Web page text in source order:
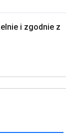
i zgodnie z